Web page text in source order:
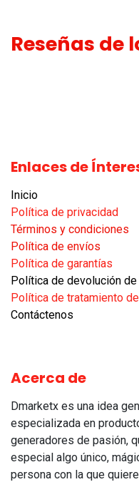
Reseñas de
Enlaces de
Inicio
Política de privacidad
Términos y condiciones
Política de envíos
Política de garantías​
Política de devolución
Política de tratamiento
Contáctenos
Acerca de
Dmarketx es una idea
especializada en
generadores de pasión,
especial algo único,
persona con la que